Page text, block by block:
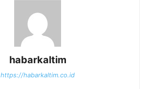
habarkaltim
https://habarkaltim.co.id